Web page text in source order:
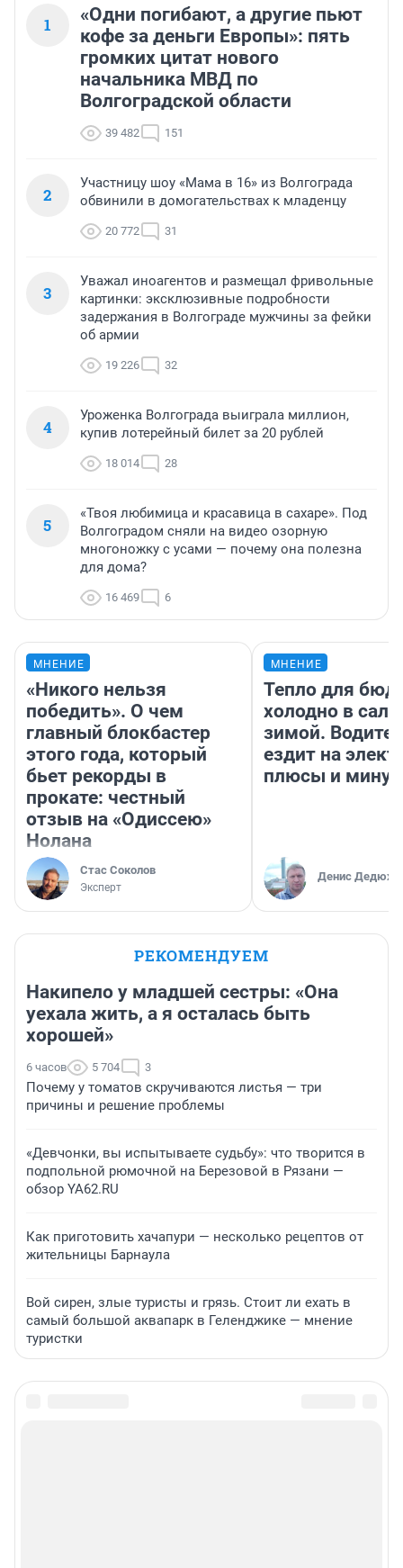
1
«Одни погибают, а другие пьют
кофе за деньги Европы»: пять
громких цитат нового
начальника МВД по
Волгоградской области
39 482 151
2
Участницу шоу «Мама в 16» из Волгограда
обвинили в домогательствах к младенцу
20 772 31
3
Уважал иноагентов и размещал фривольные
картинки: эксклюзивные подробности
задержания в Волгограде мужчины за фейки
об армии
19 226 32
4
Уроженка Волгограда выиграла миллион,
купив лотерейный билет за 20 рублей
18 014 28
5
«Твоя любимица и красавица в сахаре». Под
Волгоградом сняли на видео озорную
многоножку с усами — почему она полезна
для дома?
16 469 6
МНЕНИЕ
«Никого нельзя
победить». О чем
главный блокбастер
этого года, который
бьет рекорды в
прокате: честный
отзыв на «Одиссею»
Нолана
Стас Соколов
Эксперт
МНЕНИЕ
Тепло для
холодно в
зимой.
ездит на
плюсы и
Денис
РЕКОМЕНДУЕМ
Накипело у младшей сестры: «Она
уехала жить, а я осталась быть
хорошей»
6 часов 5 704 3
Почему у томатов скручиваются листья — три
причины и решение проблемы
«Девчонки, вы испытываете судьбу»: что творится в
подпольной рюмочной на Березовой в Рязани —
обзор YA62.RU
Как приготовить хачапури — несколько рецептов от
жительницы Барнаула
Вой сирен, злые туристы и грязь. Стоит ли ехать в
самый большой аквапарк в Геленджике — мнение
туристки